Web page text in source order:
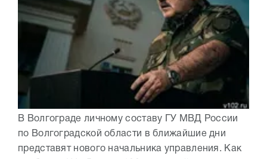
В Волгограде личному составу ГУ МВД России
по Волгоградской области в ближайшие дни
представят нового начальника управления. Как